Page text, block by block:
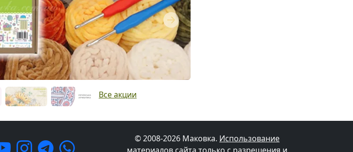
Next
Все акции
© 2008-2026 Маковка. Использование